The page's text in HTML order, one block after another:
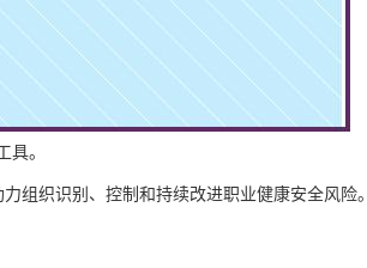
具。
组织识别、控制和持续改进职业健康安全风险。